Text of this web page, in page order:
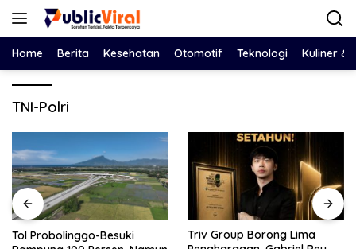
Langsung
Home Berita Kesehatan Otomotif Teknologi Kuliner &
TNI-Polri
Triv Group Borong Lima
Nasim Khan Turun Tangan